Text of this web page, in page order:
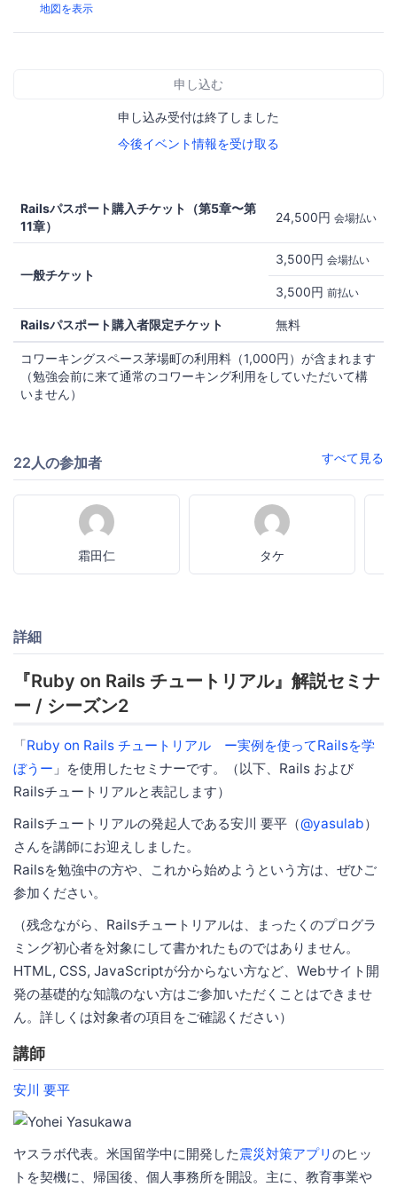
地図を表示
申し込む
申し込み受付は終了しました
今後イベント情報を受け取る
Railsパスポート購入チケット（第5章〜第
11章）
24,500円 会場払い
一般チケット
3,500円 会場払い
3,500円 前払い
Railsパスポート購入者限定チケット 無料
コワーキングスペース茅場町の利用料（1,000円）が含まれます
（勉強会前に来て通常のコワーキング利用をしていただいて構
いません）
22人の参加者 すべて見る
霜田仁 タケ
詳細
『Ruby on Rails チュートリアル』解説セミナ
ー / シーズン2
「Ruby on Rails チュートリアル ー実例を使ってRailsを学
ぼうー 」を使用したセミナーです。（以下、Rails および
Railsチュートリアルと表記します）
Railsチュートリアルの発起人である安川 要平（@yasulab）
さんを講師にお迎えしました。
Railsを勉強中の方や、これから始めようという方は、ぜひご
参加ください。
（残念ながら、Railsチュートリアルは、まったくのプログラ
ミング初心者を対象にして書かれたものではありません。
HTML, CSS, JavaScriptが分からない方など、Webサイト開
発の基礎的な知識のない方はご参加いただくことはできませ
ん。詳しくは対象者の項目をご確認ください）
講師
安川 要平
ヤスラボ代表。米国留学中に開発した震災対策アプリ のヒッ
トを契機に、帰国後、個人事務所を開設。主に、教育事業や